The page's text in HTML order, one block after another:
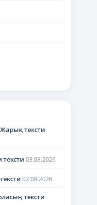
тексти
03.08.2026
02.08.2026
тексти